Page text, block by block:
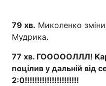
79 хв. Миколенко
Мудрика.
77 хв. ГОООООЛЛЛ!
поцілив у дальній від
2:0!!!!!!!!!!!!!!!!!!!!!!